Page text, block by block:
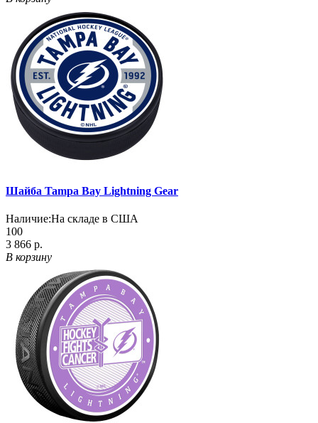
Шайба Tampa Bay Lightning Gear
Наличие:На складе в США
100
3 866 р.
В корзину